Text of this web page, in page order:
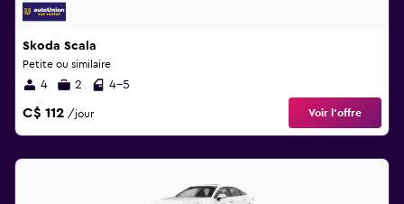
Skoda Scala
Petite ou similaire
4 2 4-5
C$ 112 /jour Voir l’offre